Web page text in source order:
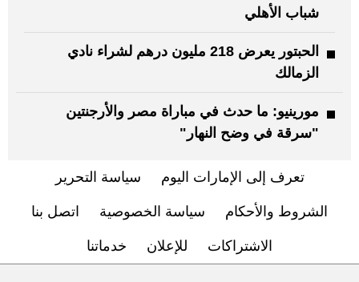
شباب الأهلي
الحبتور يعرض 218 مليون درهم لشراء نادي
الزمالك
مورينيو: ما حدث في مباراة مصر والأرجنتين
"سرقة في وضح النهار"
تعرف إلى الإمارات اليوم سياسة التحرير
الشروط والأحكام سياسة الخصوصية اتصل بنا
الاشتراكات للإعلان خدماتنا